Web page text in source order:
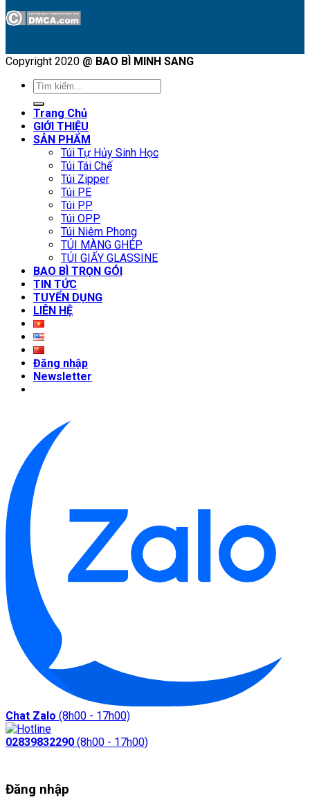
Copyright 2020 @ BAO BÌ MINH SANG
Tìm
kiếm:
Trang Chủ
GIỚI THIỆU
SẢN PHẨM
Túi Tự Hủy Sinh Học
Túi Tái Chế
Túi Zipper
Túi PE
Túi PP
Túi OPP
Túi Niêm Phong
TÚI MÀNG GHÉP
TÚI GIẤY GLASSINE
BAO BÌ TRỌN GÓI
TIN TỨC
TUYỂN DỤNG
LIÊN HỆ
Đăng nhập
Newsletter
Chat Zalo (8h00 - 17h00)
02839832290 (8h00 - 17h00)
Đăng nhập